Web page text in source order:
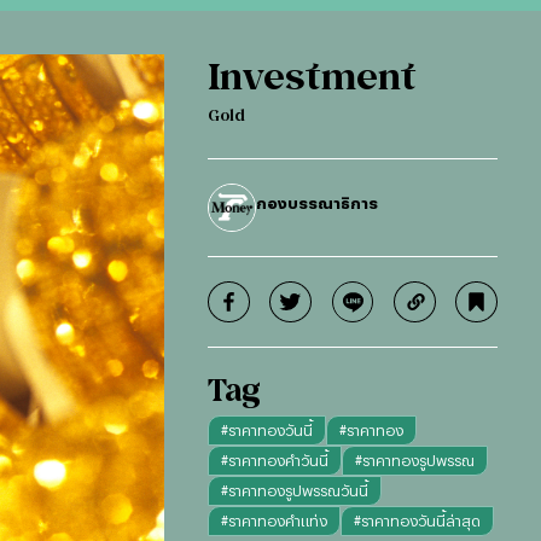
Investment
Gold
กองบรรณาธิการ
Tag
#ราคาทองวันนี้ #ราคาทอง
#ราคาทองคำวันนี้ #ราคาทองรูปพรรณ
#ราคาทองรูปพรรณวันนี้
#ราคาทองคำแท่ง #ราคาทองวันนี้ล่าสุด